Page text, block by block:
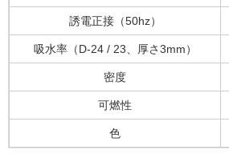
誘電正接（50hz）
吸水率（D-24 / 23、厚さ3mm）
密度
可燃性
色